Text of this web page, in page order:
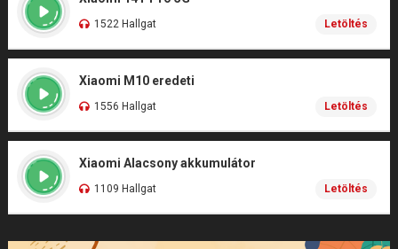
1522 Hallgat Letöltés
Xiaomi M10 eredeti
1556 Hallgat Letöltés
Xiaomi Alacsony akkumulátor
1109 Hallgat Letöltés